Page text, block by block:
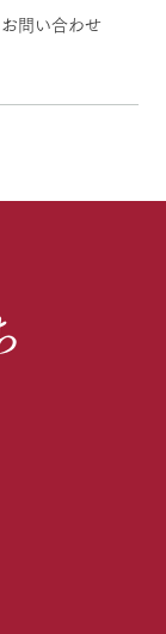
お問い合わせ